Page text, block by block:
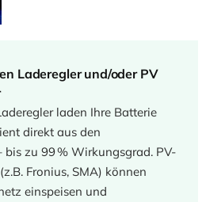
Laderegler und/oder PV
laden Ihre Batterie
direkt aus den
bis zu 99 % Wirkungsgrad. PV-
Fronius, SMA) können
einspeisen und